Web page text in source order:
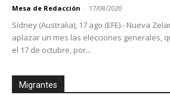
Mesa de Redacción - 17/08/2020
Sídney (Australia), 17 ago (EFE).- Nueva
aplazar un mes las elecciones generales,
el 17 de octubre, por...
Migrantes